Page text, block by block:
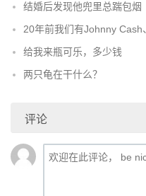
结婚后发现他兜里总踹包烟
20年前我们有Johnny Cash
给我来瓶可乐，多少钱
两只龟在干什么？
评论